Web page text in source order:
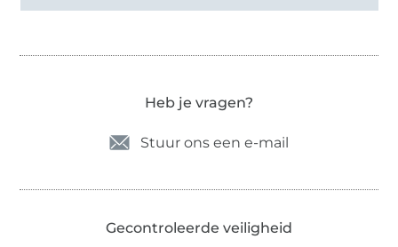
Heb je vragen?
Stuur ons een e-mail
Gecontroleerde veiligheid